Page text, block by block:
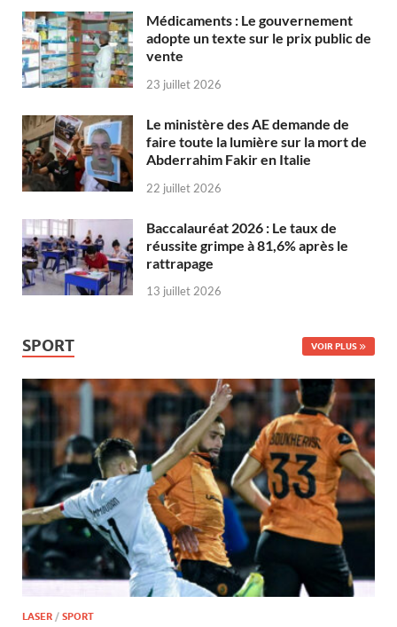
Médicaments : Le gouvernement
adopte un texte sur le prix public de
vente
23 juillet 2026
Le ministère des AE demande de
faire toute la lumière sur la mort de
Abderrahim Fakir en Italie
22 juillet 2026
Baccalauréat 2026 : Le taux de
réussite grimpe à 81,6% après le
rattrapage
13 juillet 2026
SPORT VOIR PLUS
LASER / SPORT